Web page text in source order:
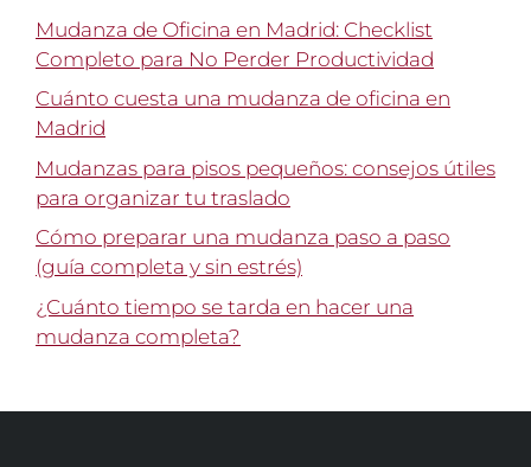
Mudanza de Oficina en Madrid: Checklist
Completo para No Perder Productividad
Cuánto cuesta una mudanza de oficina en
Madrid
Mudanzas para pisos pequeños: consejos útiles
para organizar tu traslado
Cómo preparar una mudanza paso a paso
(guía completa y sin estrés)
¿Cuánto tiempo se tarda en hacer una
mudanza completa?